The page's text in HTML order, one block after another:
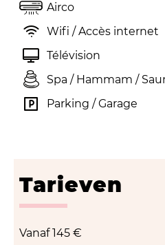
Airco
Wifi / Accès internet
Télévision
Spa / Hammam /
Parking / Garage
Tarieven
Vanaf 145 €